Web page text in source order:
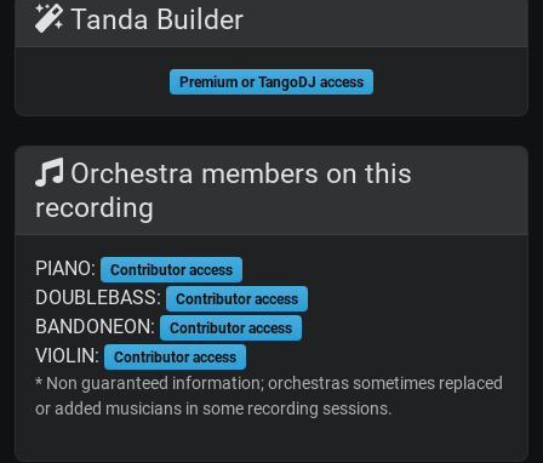
Tanda Builder
Premium or TangoDJ access
Orchestra members on this
recording
PIANO: Contributor access
DOUBLEBASS: Contributor access
BANDONEON: Contributor access
VIOLIN: Contributor access
* Non guaranteed information; orchestras sometimes replaced
or added musicians in some recording sessions.